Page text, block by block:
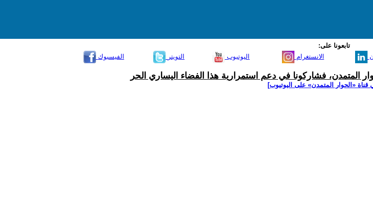
تابعونا على:
الفيسبوك
التويتر اليوتيوب الانستغرام
المتمدن، فشاركونا في دعم استمرارية هذا الفضاء اليساري الحر
‫«الحوار المتمدن» على اليوتيوب]